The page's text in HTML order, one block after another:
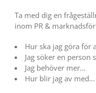
Ta med dig en
inom PR &
Hur ska jag göra för
Jag söker en person
Jag behöver mer…
Hur blir jag av med…